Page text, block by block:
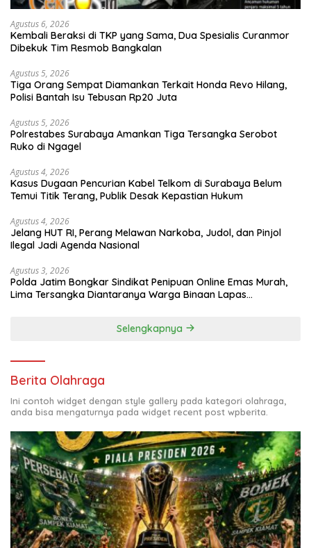
Agustus 6, 2026
Kembali Beraksi di TKP yang Sama, Dua Spesialis Curanmor
Dibekuk Tim Resmob Bangkalan
Agustus 5, 2026
Tiga Orang Sempat Diamankan Terkait Honda Revo Hilang,
Polisi Bantah Isu Tebusan Rp20 Juta
Agustus 5, 2026
Polrestabes Surabaya Amankan Tiga Tersangka Serobot
Ruko di Ngagel
Agustus 4, 2026
Kasus Dugaan Pencurian Kabel Telkom di Surabaya Belum
Temui Titik Terang, Publik Desak Kepastian Hukum
Agustus 4, 2026
Jelang HUT RI, Perang Melawan Narkoba, Judol, dan Pinjol
Ilegal Jadi Agenda Nasional
Agustus 3, 2026
Polda Jatim Bongkar Sindikat Penipuan Online Emas Murah,
Lima Tersangka Diantaranya Warga Binaan Lapas
Selengkapnya
Berita Olahraga
Ini contoh widget dengan style gallery pada kategori olahraga,
anda bisa mengaturnya pada widget recent post wpberita.